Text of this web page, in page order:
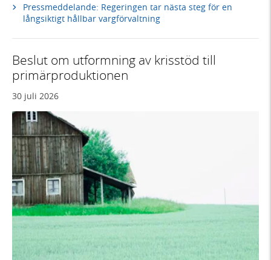
Pressmeddelande: Regeringen tar nästa steg för en
långsiktigt hållbar vargförvaltning
Beslut om utformning av krisstöd till
primärproduktionen
30 juli 2026